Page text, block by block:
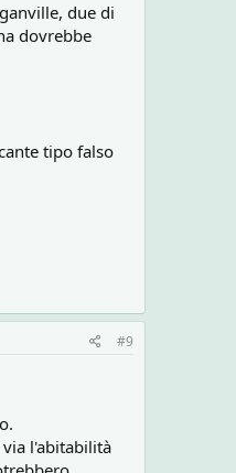
due di
dovrebbe
tipo falso
#9
l'abitabilità